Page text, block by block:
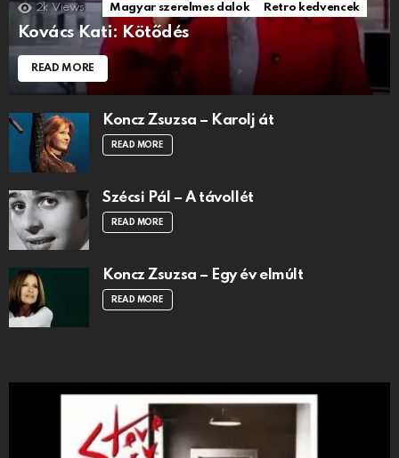
2k Views Magyar szerelmes dalok Retro kedvencek
Kovács Kati: Kötődés
READ MORE
Koncz Zsuzsa – Karolj át
READ MORE
Szécsi Pál – A távollét
READ MORE
Koncz Zsuzsa – Egy év elmúlt
READ MORE